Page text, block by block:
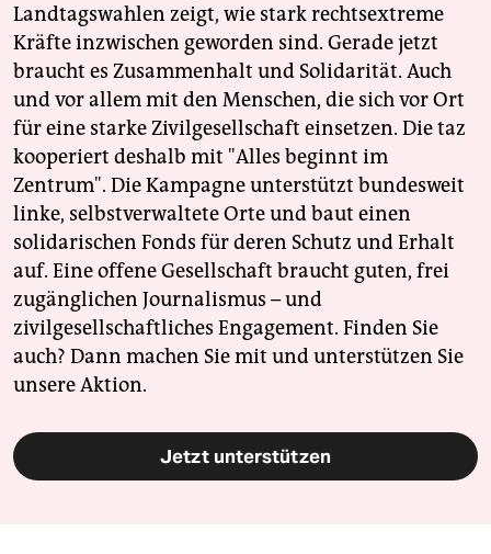
Landtagswahlen zeigt, wie stark rechtsextreme
Kräfte inzwischen geworden sind. Gerade jetzt
braucht es Zusammenhalt und Solidarität. Auch
und vor allem mit den Menschen, die sich vor Ort
für eine starke Zivilgesellschaft einsetzen. Die taz
kooperiert deshalb mit "Alles beginnt im
Zentrum". Die Kampagne unterstützt bundesweit
linke, selbstverwaltete Orte und baut einen
solidarischen Fonds für deren Schutz und Erhalt
auf. Eine offene Gesellschaft braucht guten, frei
zugänglichen Journalismus – und
zivilgesellschaftliches Engagement. Finden Sie
auch? Dann machen Sie mit und unterstützen Sie
unsere Aktion.
Jetzt unterstützen